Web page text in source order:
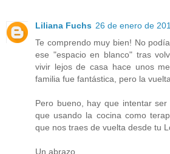
Liliana Fuchs 26 de enero de
Te comprendo muy bien! No
ese "espacio en blanco" tras
vivir lejos de casa hace unos
familia fue fantástica, pero la
Pero bueno, hay que intentar
que usando la cocina como
que nos traes de vuelta desde tu
Un abrazo